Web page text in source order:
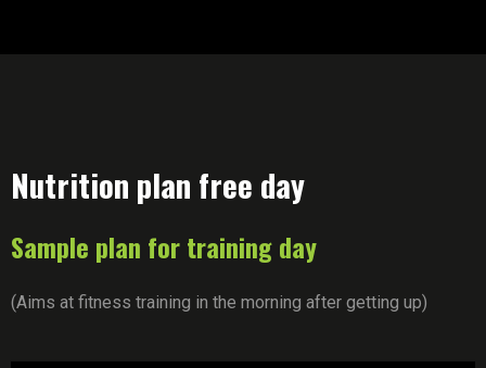
Nutrition plan free day
Sample plan for training day
(Aims at fitness training in the morning after getting up)